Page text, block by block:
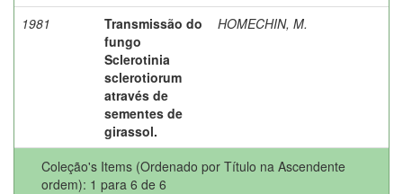
1981
Transmissão do
fungo
Sclerotinia
sclerotiorum
através de
sementes de
girassol.
HOMECHIN, M.
Coleção's Items (Ordenado por Título na Ascendente
ordem): 1 para 6 de 6